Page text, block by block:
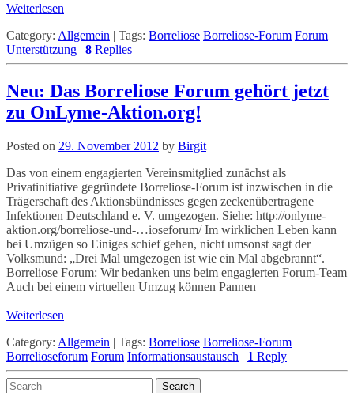
Weiterlesen
Category: Allgemein | Tags: Borreliose Borreliose-Forum Forum
Unterstützung | 8 Replies
Neu: Das Borreliose Forum gehört jetzt
zu OnLyme-Aktion.org!
Posted on 29. November 2012 by Birgit
Das von einem engagierten Vereinsmitglied zunächst als
Privatinitiative gegründete Borreliose-Forum ist inzwischen in die
Trägerschaft des Aktionsbündnisses gegen zeckenübertragene
Infektionen Deutschland e. V. umgezogen. Siehe: http://onlyme-
aktion.org/borreliose-und-…ioseforum/ Im wirklichen Leben kann
bei Umzügen so Einiges schief gehen, nicht umsonst sagt der
Volksmund: „Drei Mal umgezogen ist wie ein Mal abgebrannt“.
Borreliose Forum: Wir bedanken uns beim engagierten Forum-Team
Auch bei einem virtuellen Umzug können Pannen
Weiterlesen
Category: Allgemein | Tags: Borreliose Borreliose-Forum
Borrelioseforum Forum Informationsaustausch | 1 Reply